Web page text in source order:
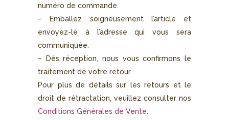
numéro de commande.
– Emballez soigneusement l’article et
envoyez-le à l’adresse qui vous sera
communiquée.
– Dès réception, nous vous confirmons le
traitement de votre retour.
Pour plus de détails sur les retours et le
droit de rétractation, veuillez consulter nos
Conditions Générales de Vente.